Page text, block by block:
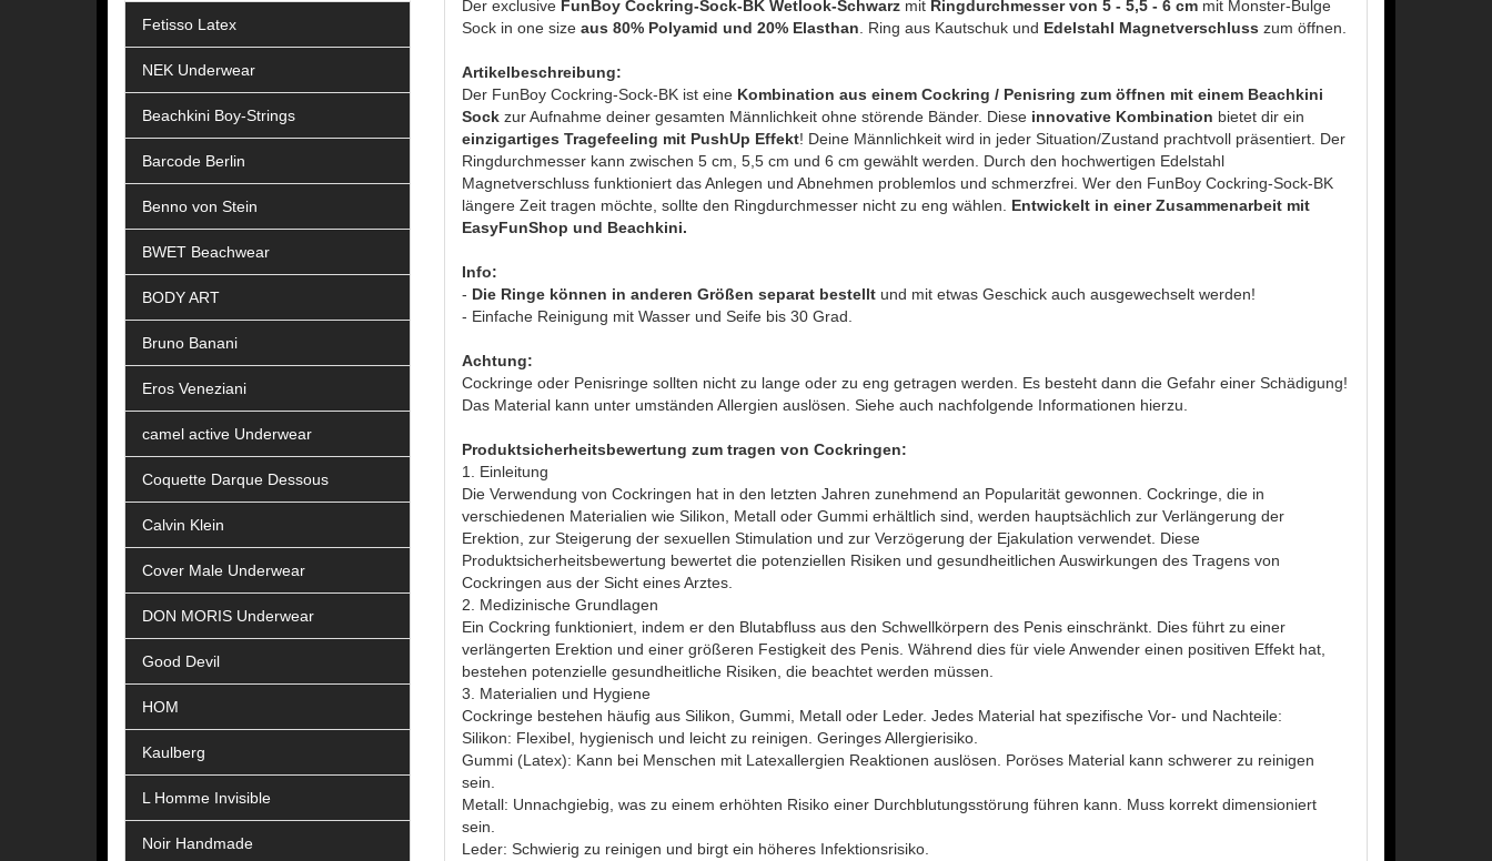
Fetisso Latex
NEK Underwear
Beachkini Boy-Strings
Barcode Berlin
Benno von Stein
BWET Beachwear
BODY ART
Bruno Banani
Eros Veneziani
camel active Underwear
Coquette Darque Dessous
Calvin Klein
Cover Male Underwear
DON MORIS Underwear
Good Devil
HOM
Kaulberg
L Homme Invisible
Noir Handmade
Der exclusive FunBoy Cockring-Sock-BK Wetlook-Schwarz mit Ringdurchmesser von 5 - 5,5 - 6 cmmit Monster-Bulge
Sock in one size aus 80% Polyamid und 20% Elasthan . Ring aus Kautschuk und Edelstahl Magnetverschluss zum öffnen.
Artikelbeschreibung:
Der FunBoy Cockring-Sock-BK ist eine Kombination aus einem Cockring / Penisring zum öffnen mit einem Beachkini
Sockzur Aufnahme deiner gesamten Männlichkeit ohne störende Bänder. Diese innovative Kombination bietet dir ein
einzigartiges Tragefeeling mit PushUp Effekt! Deine Männlichkeit wird in jeder Situation/Zustand prachtvoll präsentiert. Der
Ringdurchmesser kann zwischen 5 cm, 5,5 cm und 6 cm gewählt werden. Durch den hochwertigen Edelstahl
Magnetverschluss funktioniert das Anlegen und Abnehmen problemlos und schmerzfrei. Wer den FunBoy Cockring-Sock-BK
längere Zeit tragen möchte, sollte den Ringdurchmesser nicht zu eng wählen. Entwickelt in einer Zusammenarbeit mit
EasyFunShop und Beachkini.
Info:
- Die Ringe können in anderen Größen separat bestelltund mit etwas Geschick auch ausgewechselt werden!
- Einfache Reinigung mit Wasser und Seife bis 30 Grad.
Achtung:
Cockringe oder Penisringe sollten nicht zu lange oder zu eng getragen werden. Es besteht dann die Gefahr einer Schädigung!
Das Material kann unter umständen Allergien auslösen. Siehe auch nachfolgende Informationen hierzu.
Produktsicherheitsbewertung zum tragen von Cockringen:
1. Einleitung
Die Verwendung von Cockringen hat in den letzten Jahren zunehmend an Popularität gewonnen. Cockringe, die in
verschiedenen Materialien wie Silikon, Metall oder Gummi erhältlich sind, werden hauptsächlich zur Verlängerung der
Erektion, zur Steigerung der sexuellen Stimulation und zur Verzögerung der Ejakulation verwendet. Diese
Produktsicherheitsbewertung bewertet die potenziellen Risiken und gesundheitlichen Auswirkungen des Tragens von
Cockringen aus der Sicht eines Arztes.
2. Medizinische Grundlagen
Ein Cockring funktioniert, indem er den Blutabfluss aus den Schwellkörpern des Penis einschränkt. Dies führt zu einer
verlängerten Erektion und einer größeren Festigkeit des Penis. Während dies für viele Anwender einen positiven Effekt hat,
bestehen potenzielle gesundheitliche Risiken, die beachtet werden müssen.
3. Materialien und Hygiene
Cockringe bestehen häufig aus Silikon, Gummi, Metall oder Leder. Jedes Material hat spezifische Vor- und Nachteile:
Silikon: Flexibel, hygienisch und leicht zu reinigen. Geringes Allergierisiko.
Gummi (Latex): Kann bei Menschen mit Latexallergien Reaktionen auslösen. Poröses Material kann schwerer zu reinigen
sein.
Metall: Unnachgiebig, was zu einem erhöhten Risiko einer Durchblutungsstörung führen kann. Muss korrekt dimensioniert
sein.
Leder: Schwierig zu reinigen und birgt ein höheres Infektionsrisiko.